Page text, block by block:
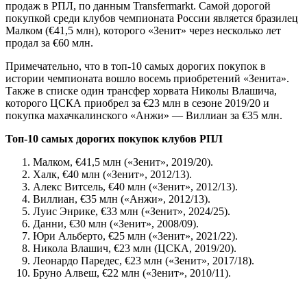
продаж в РПЛ, по данным Transfermarkt. Самой дорогой
покупкой среди клубов чемпионата России является бразилец
Малком (€41,5 млн), которого «Зенит» через несколько лет
продал за €60 млн.
Примечательно, что в топ-10 самых дорогих покупок в
истории чемпионата вошло восемь приобретений «Зенита».
Также в списке один трансфер хорвата Николы Влашича,
которого ЦСКА приобрел за €23 млн в сезоне 2019/20 и
покупка махачкалинского «Анжи» — Виллиан за €35 млн.
Топ-10 самых дорогих покупок клубов РПЛ
Малком, €41,5 млн («Зенит», 2019/20).
Халк, €40 млн («Зенит», 2012/13).
Алекс Витсель, €40 млн («Зенит», 2012/13).
Виллиан, €35 млн («Анжи», 2012/13).
Луис Энрике, €33 млн («Зенит», 2024/25).
Данни, €30 млн («Зенит», 2008/09).
Юри Альберто, €25 млн («Зенит», 2021/22).
Никола Влашич, €23 млн (ЦСКА, 2019/20).
Леонардо Паредес, €23 млн («Зенит», 2017/18).
Бруно Алвеш, €22 млн («Зенит», 2010/11).